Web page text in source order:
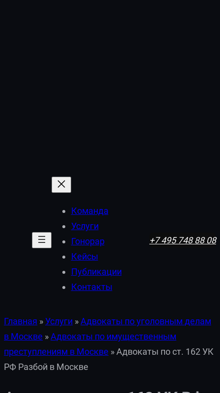
Команда
Услуги
Гонорар
Кейсы
Публикации
Контакты
+7 495 748 88 08
Главная »Услуги »Адвокаты по уголовным делам
в Москве »Адвокаты по имущественным
преступлениям в Москве »Адвокаты по ст. 162 УК
РФ Разбой в Москве